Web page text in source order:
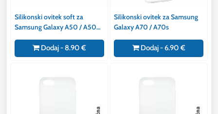
Silikonski ovitek soft za
Samsung Galaxy A50 / A50S
Dodaj - 8.90 €
Silikonski ovitek za Samsung
Galaxy A70 / A70s
Dodaj - 6.90 €